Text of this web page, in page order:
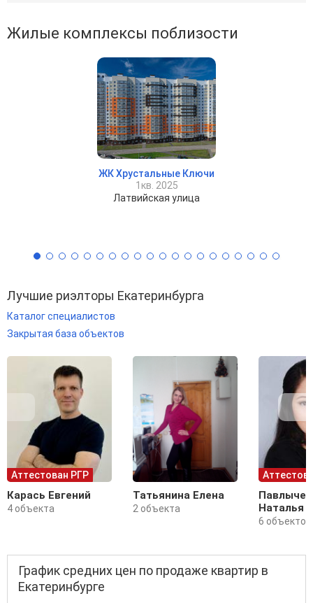
Жилые комплексы поблизости
ЖК Хрустальные Ключи
1кв. 2025
Латвийская улица
Лучшие риэлторы Екатеринбурга
Каталог специалистов
Закрытая база объектов
Аттестован РГР
Карась Евгений
4 объекта
Татьянина Елена
2 объекта
Наталья
6 объектов
График средних цен по продаже квартир в
Екатеринбурге